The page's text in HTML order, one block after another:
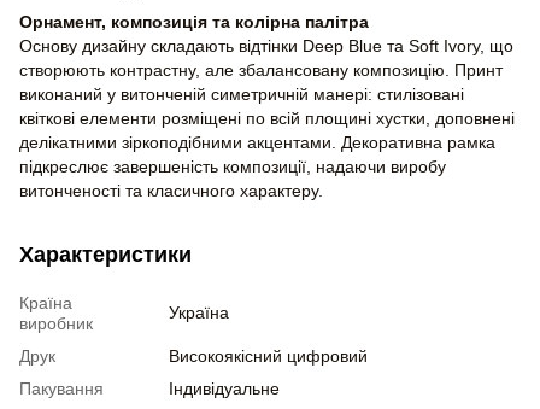
Орнамент, композиція та колірна палітра
Основу дизайну складають відтінки Deep Blue та Soft Ivory, що
створюють контрастну, але збалансовану композицію. Принт
виконаний у витонченій симетричній манері: стилізовані
квіткові елементи розміщені по всій площині хустки, доповнені
делікатними зіркоподібними акцентами. Декоративна рамка
підкреслює завершеність композиції, надаючи виробу
витонченості та класичного характеру.
Характеристики
Країна
виробник
Україна
Друк
Високоякісний цифровий
Пакування
Індивідуальне